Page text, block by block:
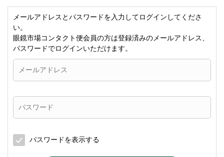
メールアドレスとパスワードを入力してログインしてくださ
い。
眼鏡市場コンタクト便会員の方は登録済みのメールアドレス、
パスワードでログインいただけます。
パスワードを表示する